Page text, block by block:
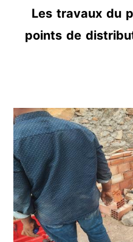
Les travaux du
points de